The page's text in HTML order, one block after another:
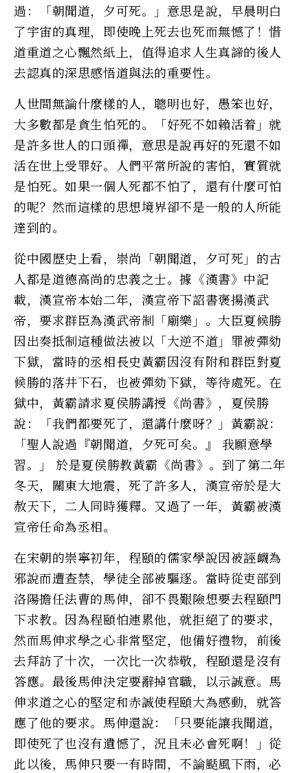
過：「朝聞道，夕可死。」意思是說，早晨明白
了宇宙的真理，即使晚上死去也死而無憾了！惜
道重道之心飄然紙上，值得追求人生真諦的後人
去認真的深思感悟道與法的重要性。
人世間無論什麼樣的人，聰明也好，愚笨也好，
大多數都是貪生怕死的。「好死不如賴活着」就
是許多世人的口頭禪，意思是說再好的死還不如
活在世上受罪好。人們平常所說的害怕，實質就
是怕死。如果一個人死都不怕了，還有什麼可怕
的呢？然而這樣的思想境界卻不是一般的人所能
達到的。
從中國歷史上看，崇尚「朝聞道，夕可死」的古
人都是道德高尚的忠義之士。據《漢書》中記
載，漢宣帝本始二年，漢宣帝下詔書褒揚漢武
帝，要求群臣為漢武帝制「廟樂」。大臣夏候勝
因出奏抵制這種做法被以「大逆不道」罪被彈劾
下獄，當時的丞相長史黃霸因沒有附和群臣對夏
候勝的落井下石，也被彈劾下獄，等待處死。在
獄中，黃霸請求夏侯勝講授《尚書》，夏侯勝
說：「我們都要死了，還講什麼呀？」黃霸說：
「聖人說過『朝聞道，夕死可矣。』 我願意學
習。」 於是夏侯勝教黃霸《尚書》。到了第二年
冬天，關東大地震，死了許多人，漢宣帝於是大
赦天下，二人同時獲釋。又過了一年，黃霸被漢
宣帝任命為丞相。
在宋朝的崇寧初年，程頤的儒家學說因被誣衊為
邪說而遭查禁，學徒全部被驅逐。當時從吏部到
洛陽擔任法曹的馬伸，卻不畏艱險想要去程頤門
下求教。因為程頤怕連累他，就拒絕了的要求，
然而馬伸求學之心非常堅定，他備好禮物，前後
去拜訪了十次，一次比一次恭敬，程頤還是沒有
答應。最後馬伸決定要辭掉官職，以示誠意。馬
伸求道之心的堅定和赤誠使程頤大為感動，就答
應了他的要求。馬伸還說：「只要能讓我聞道，
即使死了也沒有遺憾了，況且未必會死啊！」從
此以後，馬伸只要一有時間，不論颳風下雨，必